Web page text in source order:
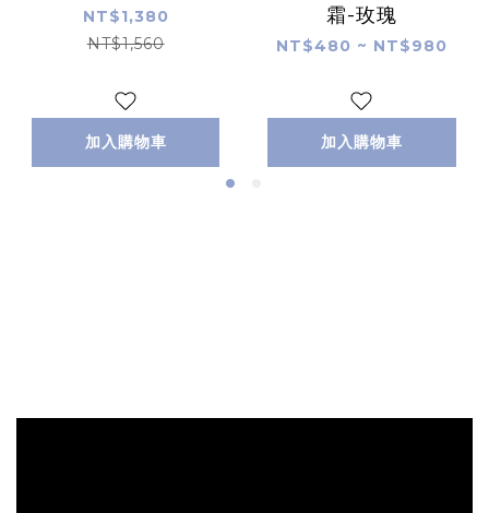
NT$1,380
NT$1,560
加入購物車
霜-玫瑰
NT$480 ~ NT$980
加入購物車